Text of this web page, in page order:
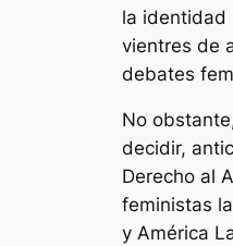
la identidad
vientres de
debates
No
decidir,
Derecho al
feministas
y América